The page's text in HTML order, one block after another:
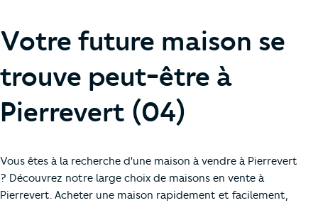
Votre future maison se
trouve peut-être à
Pierrevert (04)
Vous êtes à la recherche d'une maison à vendre à Pierrevert
? Découvrez notre large choix de maisons en vente à
Pierrevert. Acheter une maison rapidement et facilement,